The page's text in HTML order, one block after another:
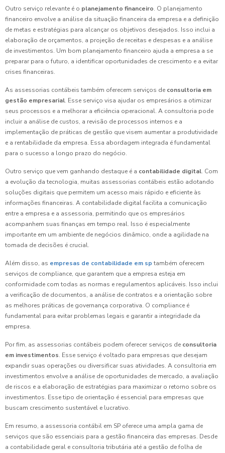
Outro serviço relevante é o planejamento financeiro. O planejamento
financeiro envolve a análise da situação financeira da empresa e a definição
de metas e estratégias para alcançar os objetivos desejados. Isso inclui a
elaboração de orçamentos, a projeção de receitas e despesas e a análise
de investimentos. Um bom planejamento financeiro ajuda a empresa a se
preparar para o futuro, a identificar oportunidades de crescimento e a evitar
crises financeiras.
As assessorias contábeis também oferecem serviços de consultoria em
gestão empresarial. Esse serviço visa ajudar os empresários a otimizar
seus processos e a melhorar a eficiência operacional. A consultoria pode
incluir a análise de custos, a revisão de processos internos e a
implementação de práticas de gestão que visem aumentar a produtividade
e a rentabilidade da empresa. Essa abordagem integrada é fundamental
para o sucesso a longo prazo do negócio.
Outro serviço que vem ganhando destaque é a contabilidade digital. Com
a evolução da tecnologia, muitas assessorias contábeis estão adotando
soluções digitais que permitem um acesso mais rápido e eficiente às
informações financeiras. A contabilidade digital facilita a comunicação
entre a empresa e a assessoria, permitindo que os empresários
acompanhem suas finanças em tempo real. Isso é especialmente
importante em um ambiente de negócios dinâmico, onde a agilidade na
tomada de decisões é crucial.
Além disso, as empresas de contabilidade em sp também oferecem
serviços de compliance, que garantem que a empresa esteja em
conformidade com todas as normas e regulamentos aplicáveis. Isso inclui
a verificação de documentos, a análise de contratos e a orientação sobre
as melhores práticas de governança corporativa. O compliance é
fundamental para evitar problemas legais e garantir a integridade da
empresa.
Por fim, as assessorias contábeis podem oferecer serviços de consultoria
em investimentos. Esse serviço é voltado para empresas que desejam
expandir suas operações ou diversificar suas atividades. A consultoria em
investimentos envolve a análise de oportunidades de mercado, a avaliação
de riscos e a elaboração de estratégias para maximizar o retorno sobre os
investimentos. Esse tipo de orientação é essencial para empresas que
buscam crescimento sustentável e lucrativo.
Em resumo, a assessoria contábil em SP oferece uma ampla gama de
serviços que são essenciais para a gestão financeira das empresas. Desde
a contabilidade geral e consultoria tributária até a gestão de folha de